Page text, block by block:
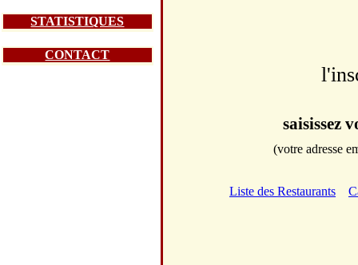
STATISTIQUES
CONTACT
saisissez
(votre adresse
Liste des Restaurants